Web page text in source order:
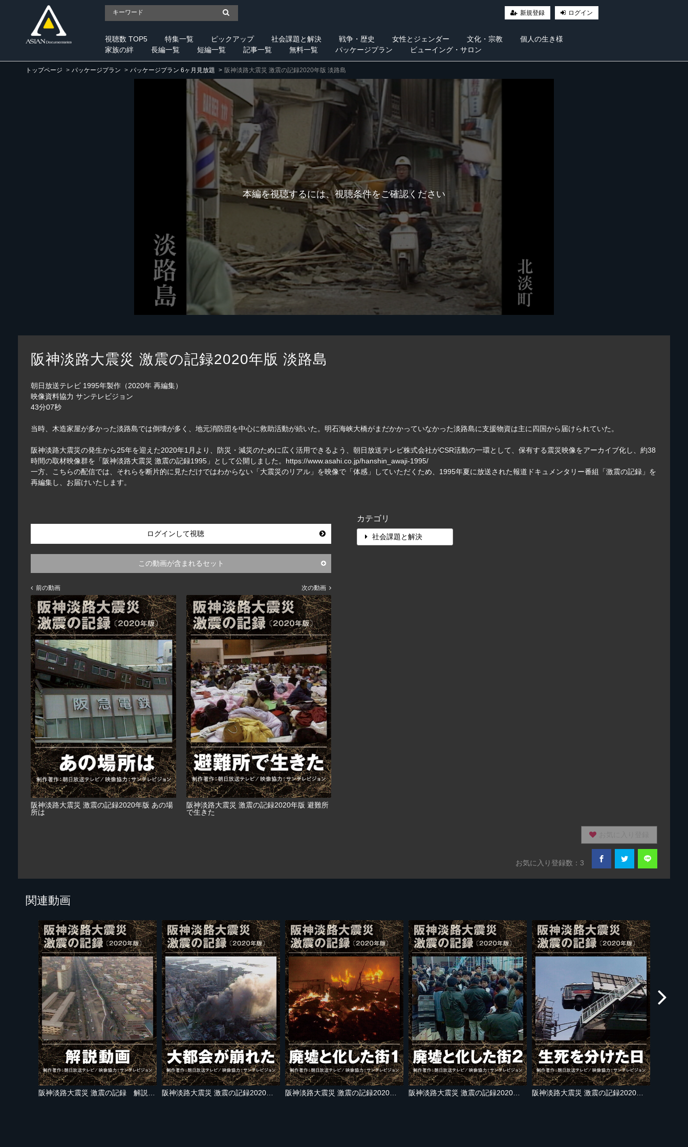
新規登録 ログイン
視聴数 TOP5 特集一覧 ピックアップ 社会課題と解決 戦争・歴史 女性とジェンダー 文化・宗教
個人の生き様
家族の絆
長編一覧 短編一覧 記事一覧 無料一覧 パッケージプラン ビューイング・サロン
トップページ パッケージプラン パッケージプラン 6ヶ月見放題 阪神淡路大震災 激震の記録2020年版 淡路島
本編を視聴するには、視聴条件をご確認ください
阪神淡路大震災 激震の記録2020年版 淡路島
朝日放送テレビ 1995年製作（2020年 再編集）
映像資料協力 サンテレビジョン
43分07秒
当時、木造家屋が多かった淡路島では倒壊が多く、地元消防団を中心に救助活動が続いた。明石海峡大橋がまだかかっていなかった淡路島に支援物資は主に四国から届けられていた。
阪神淡路大震災の発生から25年を迎えた2020年1月より、防災・減災のために広く活用できるよう、朝日放送テレビ株式会社がCSR活動の一環として、保有する震災映像をアーカイブ化し、約38
時間の取材映像群を「阪神淡路大震災 激震の記録1995」として公開しました。 https://www.asahi.co.jp/hanshin_awaji-1995/
一方、こちらの配信では、それらを断片的に見ただけではわからない「大震災のリアル」を映像で「体感」していただくため、1995年夏に放送された報道ドキュメンタリー番組「激震の記録」を
再編集し、お届けいたします。
ログインして視聴
この動画が含まれるセット
前の動画
阪神淡路大震災 激震の記録2020年版 あの場
所は
次の動画
阪神淡路大震災 激震の記録2020年版 避難所
で生きた
カテゴリ
社会課題と解決
お気に入り登録数：3
関連動画
阪神淡路大震災 激震の記録 解説動画 阪神淡路大震災 激震の記録2020年版 大都会が崩れた 阪神淡路大震災 激震の記録2020年版 廃墟と化した街１ 阪神淡路大震災 激震の記録2020年版 廃墟と化した街２ 阪神淡路大震災 激震の記録2020年版 生死を分けた日